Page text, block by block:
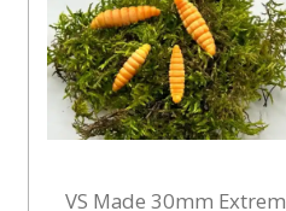
VS Made 30mm Extrem